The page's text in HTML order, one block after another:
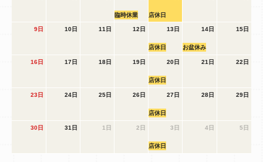
臨時休業 店休日
9日 10日 11日 12日 13日
店休日
14日
お盆休み
15日
16日 17日 18日 19日 20日
店休日
21日 22日
23日 24日 25日 26日 27日
店休日
28日 29日
30日 31日 1日 2日 3日
店休日
4日 5日